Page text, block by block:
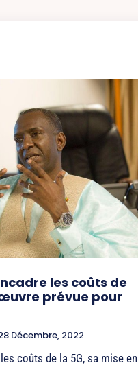
les coûts de
prévue pour
Décembre, 2022
coûts de la 5G, sa mise en